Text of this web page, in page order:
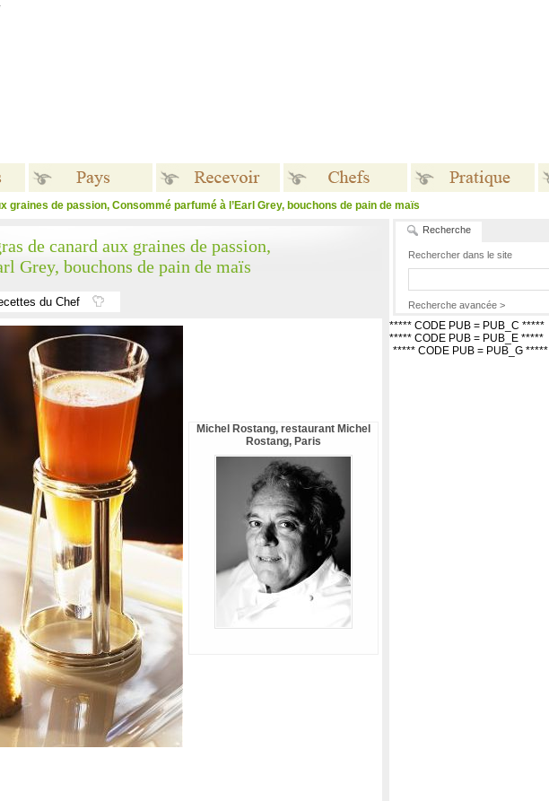
graines de passion, Consommé parfumé à l’Earl Grey, bouchons de pain de maïs
de canard aux graines de passion,
Grey, bouchons de pain de maïs
du Chef
Michel Rostang, restaurant Michel
Rostang, Paris
Recherche
Rechercher dans le site
Recherche avancée >
***** CODE PUB = PUB_C *****
***** CODE PUB = PUB_E *****
***** CODE PUB = PUB_G *****
Pays Recevoir Pratique